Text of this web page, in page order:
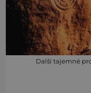
Další tajemné